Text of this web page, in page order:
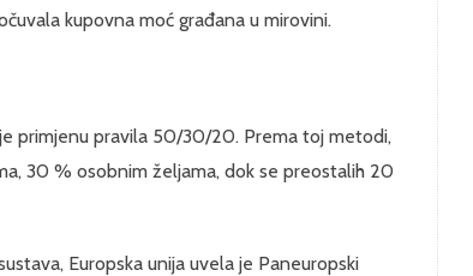
kupovna moć građana u mirovini.
primjenu pravila 50/30/20. Prema toj metodi,
30 % osobnim željama, dok se preostalih 20
Europska unija uvela je Paneuropski